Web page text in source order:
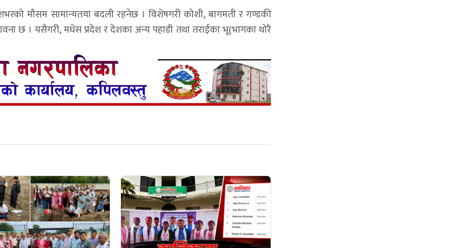
मौसम सामान्यतया बदली रहनेछ । विशेषगरी कोशी, बागमती र गण्डकी
छ । यसैगरी, मधेस प्रदेश र देशका अन्य पहाडी तथा तराईका भू(भागका थोरै